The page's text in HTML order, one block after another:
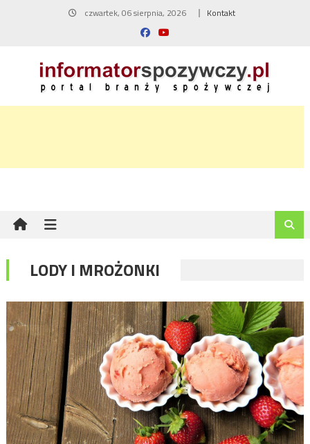
czwartek, 06 sierpnia, 2026 Kontakt
LODY I MROŻONKI